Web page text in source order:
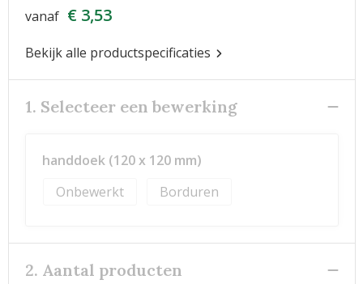
vanaf € 3,53
Bekijk alle productspecificaties
1. Selecteer een bewerking
handdoek (120 x 120 mm)
Onbewerkt
Borduren
2. Aantal producten